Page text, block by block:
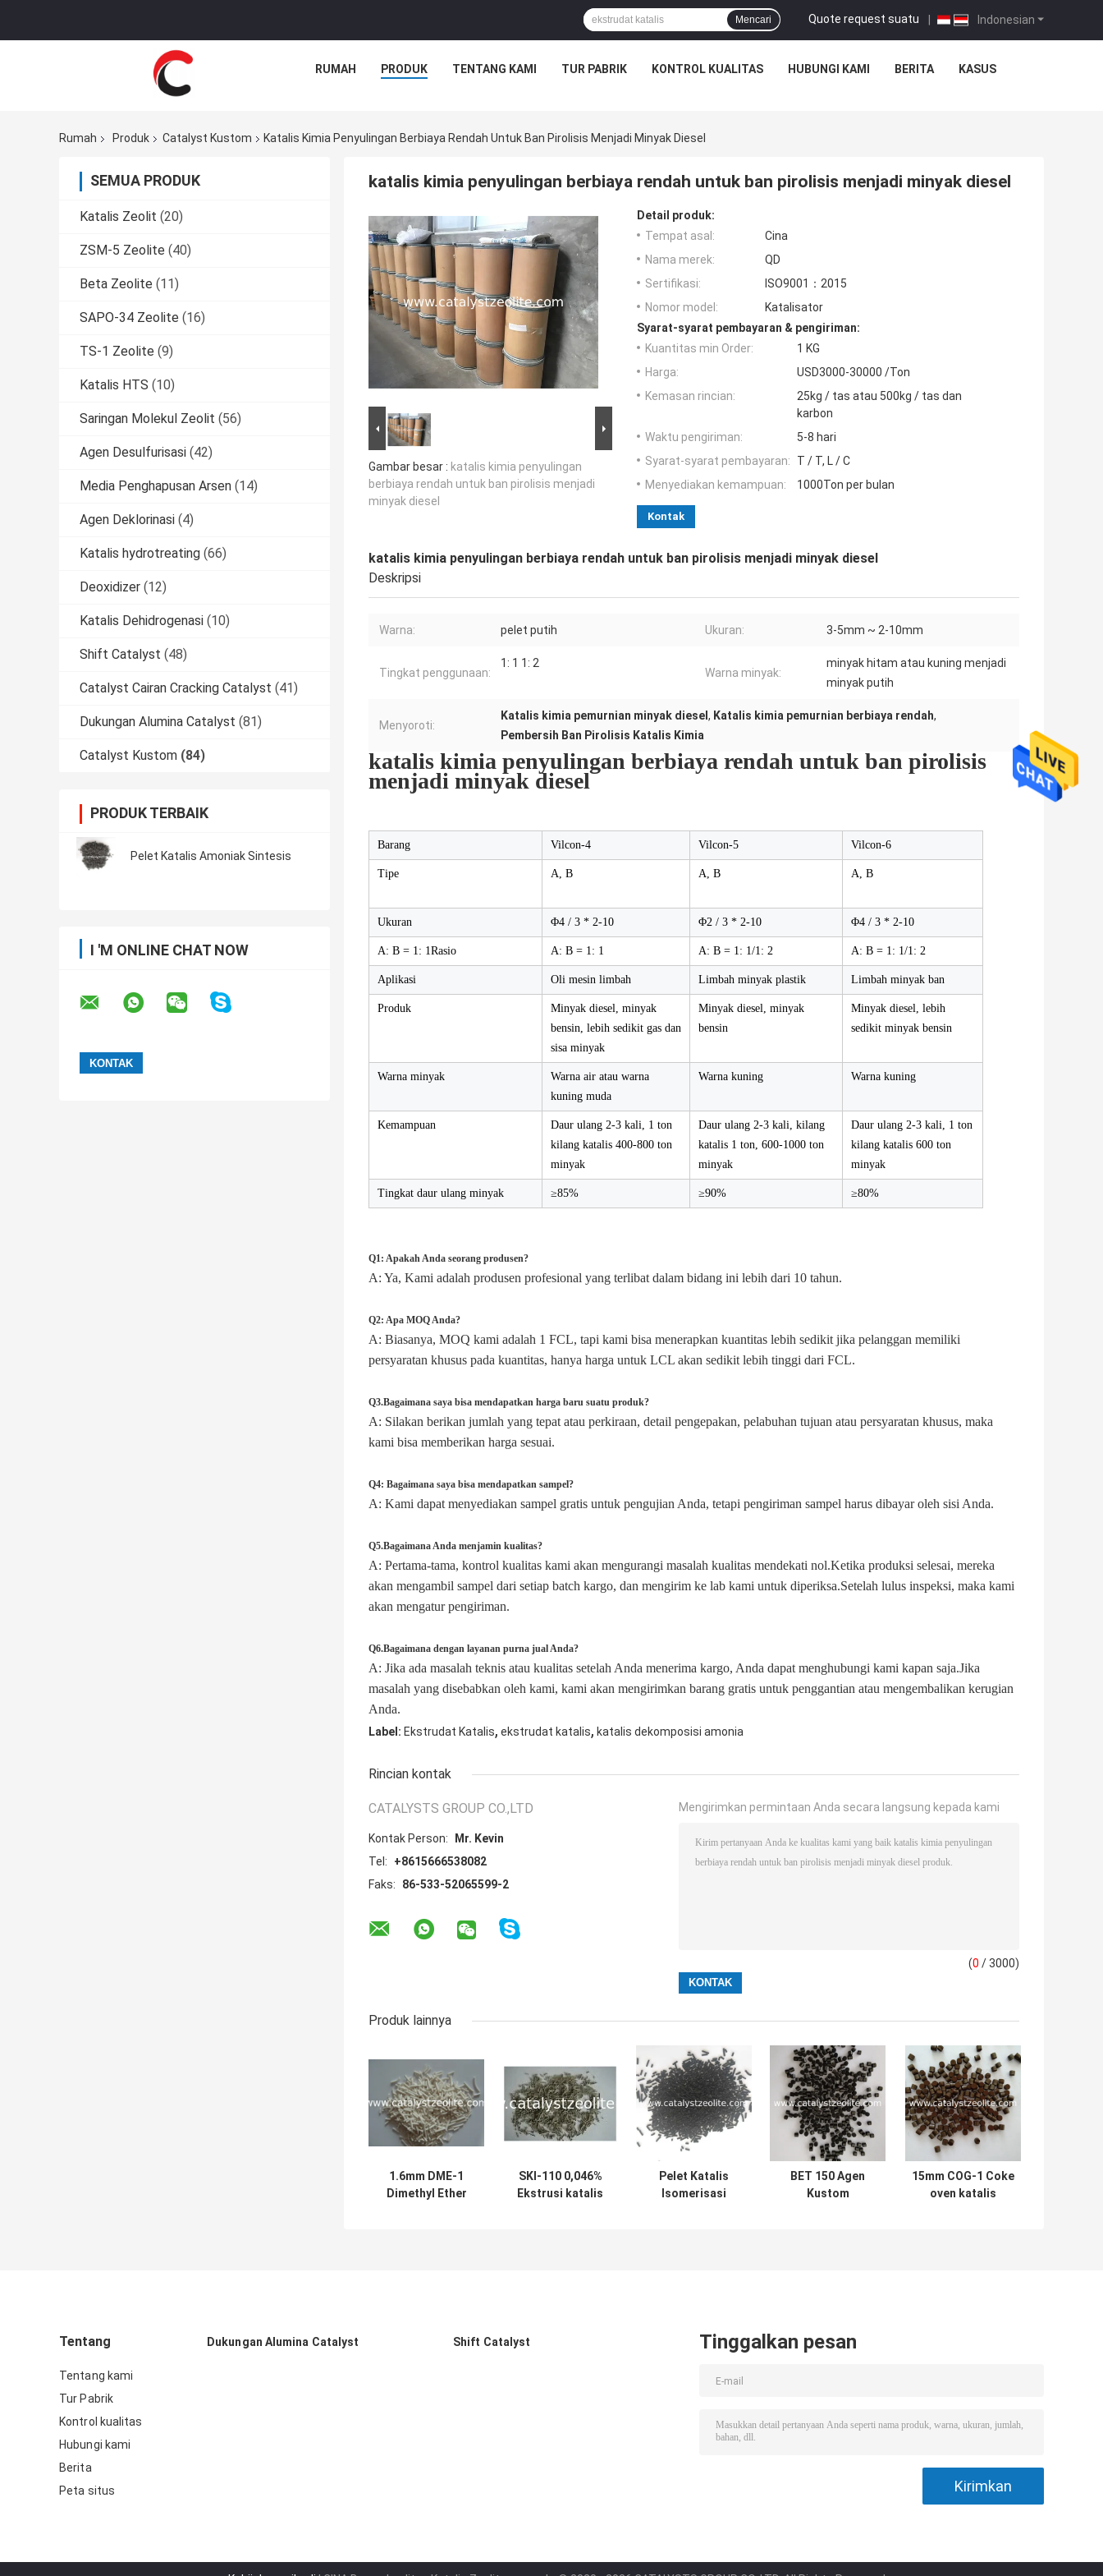
Indonesian
Quote request suatu |
Mencari
RUMAH PRODUK TENTANG KAMI TUR PABRIK KONTROL KUALITAS HUBUNGI KAMI BERITA KASUS
Rumah Produk Catalyst Kustom Katalis Kimia Penyulingan Berbiaya Rendah Untuk Ban Pirolisis Menjadi Minyak Diesel
SEMUA PRODUK
Katalis Zeolit (20)
ZSM-5 Zeolite (40)
Beta Zeolite (11)
SAPO-34 Zeolite (16)
TS-1 Zeolite (9)
Katalis HTS (10)
Saringan Molekul Zeolit (56)
Agen Desulfurisasi (42)
Media Penghapusan Arsen (14)
Agen Deklorinasi (4)
Katalis hydrotreating (66)
Deoxidizer (12)
Katalis Dehidrogenasi (10)
Shift Catalyst (48)
Catalyst Cairan Cracking Catalyst (41)
Dukungan Alumina Catalyst (81)
Catalyst Kustom (84)
PRODUK TERBAIK
Pelet Katalis Amoniak Sintesis
I 'M ONLINE CHAT NOW
katalis kimia penyulingan berbiaya rendah untuk ban pirolisis menjadi minyak diesel
Gambar besar : katalis kimia penyulingan
berbiaya rendah untuk ban pirolisis menjadi
minyak diesel
Detail produk:
Tempat asal:
Cina
Nama merek:
QD
Sertifikasi:
ISO9001：2015
Nomor model:
Katalisator
Syarat-syarat pembayaran & pengiriman:
Kuantitas min Order:
1 KG
Harga:
USD3000-30000 /Ton
Kemasan rincian:
25kg / tas atau 500kg / tas dan
karbon
Waktu pengiriman:
5-8 hari
Syarat-syarat pembayaran:
T / T, L / C
Menyediakan kemampuan:
1000Ton per bulan
Kontak
katalis kimia penyulingan berbiaya rendah untuk ban pirolisis menjadi minyak diesel
Deskripsi
Warna: pelet putih Ukuran: 3-5mm ~ 2-10mm
Tingkat penggunaan:
1: 1 1: 2
Warna minyak:
minyak hitam atau kuning menjadi
minyak putih
Menyoroti:
Katalis kimia pemurnian minyak diesel , Katalis kimia pemurnian berbiaya rendah,
Pembersih Ban Pirolisis Katalis Kimia
katalis kimia penyulingan berbiaya rendah untuk ban pirolisis
menjadi minyak diesel
Barang Vilcon-4 Vilcon-5 Vilcon-6
Tipe A, B A, B A, B
Ukuran Φ4 / 3 * 2-10 Φ2 / 3 * 2-10 Φ4 / 3 * 2-10
A: B = 1: 1Rasio A: B = 1: 1 A: B = 1: 1/1: 2 A: B = 1: 1/1: 2
Aplikasi Oli mesin limbah Limbah minyak plastik Limbah minyak ban
Produk
Minyak diesel, minyak
bensin, lebih sedikit gas dan
sisa minyak
Minyak diesel, minyak
bensin
Minyak diesel, lebih
sedikit minyak bensin
Warna minyak
Warna air atau warna
kuning muda
Warna kuning Warna kuning
Kemampuan
Daur ulang 2-3 kali, 1 ton
kilang katalis 400-800 ton
minyak
Daur ulang 2-3 kali, kilang
katalis 1 ton, 600-1000 ton
minyak
Daur ulang 2-3 kali, 1 ton
kilang katalis 600 ton
minyak
Tingkat daur ulang minyak ≥85% ≥90% ≥80%
Q1: Apakah Anda seorang produsen?
A: Ya, Kami adalah produsen profesional yang terlibat dalam bidang ini lebih dari 10 tahun.
Q2: Apa MOQ Anda?
A: Biasanya, MOQ kami adalah 1 FCL, tapi kami bisa menerapkan kuantitas lebih sedikit jika pelanggan memiliki
persyaratan khusus pada kuantitas, hanya harga untuk LCL akan sedikit lebih tinggi dari FCL.
Q3.Bagaimana saya bisa mendapatkan harga baru suatu produk?
A: Silakan berikan jumlah yang tepat atau perkiraan, detail pengepakan, pelabuhan tujuan atau persyaratan khusus, maka
kami bisa memberikan harga sesuai.
Q4: Bagaimana saya bisa mendapatkan sampel?
A: Kami dapat menyediakan sampel gratis untuk pengujian Anda, tetapi pengiriman sampel harus dibayar oleh sisi Anda.
Q5.Bagaimana Anda menjamin kualitas?
A: Pertama-tama, kontrol kualitas kami akan mengurangi masalah kualitas mendekati nol.Ketika produksi selesai, mereka
akan mengambil sampel dari setiap batch kargo, dan mengirim ke lab kami untuk diperiksa.Setelah lulus inspeksi, maka kami
akan mengatur pengiriman.
Q6.Bagaimana dengan layanan purna jual Anda?
A: Jika ada masalah teknis atau kualitas setelah Anda menerima kargo, Anda dapat menghubungi kami kapan saja.Jika
masalah yang disebabkan oleh kami, kami akan mengirimkan barang gratis untuk penggantian atau mengembalikan kerugian
Anda.
Label: Ekstrudat Katalis, ekstrudat katalis, katalis dekomposisi amonia
Rincian kontak
CATALYSTS GROUP CO.,LTD
Kontak Person:
Mr. Kevin
Tel:
+8615666538082
Faks:
86-533-52065599-2
Mengirimkan permintaan Anda secara langsung kepada kami
(0 / 3000)
Produk lainnya
1.6mm DME-1
Dimethyl Ether
SKI-110 0,046%
Ekstrusi katalis
Pelet Katalis
Isomerisasi
BET 150 Agen
Kustom
15mm COG-1 Coke
oven katalis
Tentang
Tentang kami
Tur Pabrik
Kontrol kualitas
Hubungi kami
Berita
Peta situs
Dukungan Alumina Catalyst Shift Catalyst Tinggalkan pesan